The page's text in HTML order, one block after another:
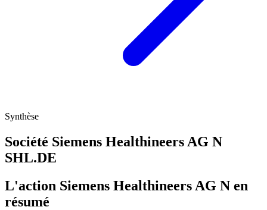
Synthèse
Société Siemens Healthineers AG N
SHL.DE
L'action Siemens Healthineers AG N en
résumé